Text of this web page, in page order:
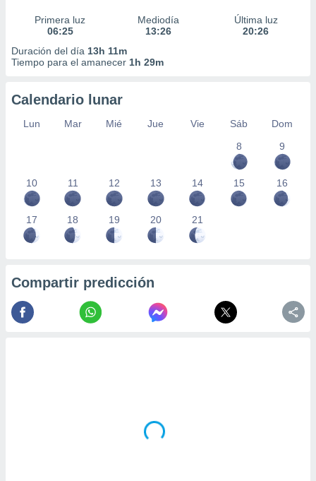
Primera luz
06:25
Mediodía
13:26
Última luz
20:26
Duración del día 13h 11m
Tiempo para el amanecer 1h 29m
Calendario lunar
Lun Mar Mié Jue Vie Sáb
Dom
8
9
10 11 12 13 14 15 16
17 18 19 20 21
Compartir predicción